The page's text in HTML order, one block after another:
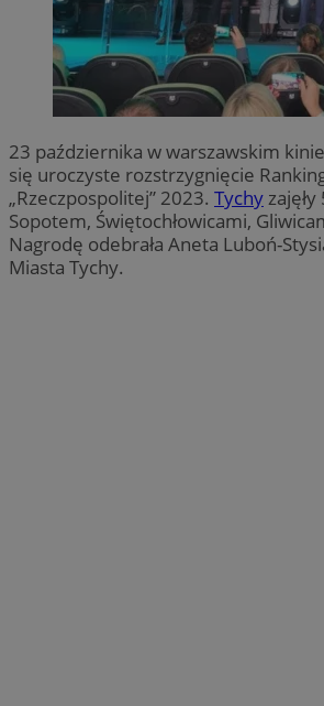
23 października w warszawskim
się uroczyste rozstrzygnięcie
„Rzeczpospolitej” 2023. Tychy
Sopotem, Świętochłowicami,
Nagrodę odebrała Aneta Luboń-
Miasta Tychy.